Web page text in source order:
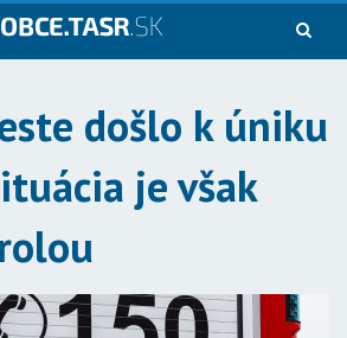
došlo k úniku
je však